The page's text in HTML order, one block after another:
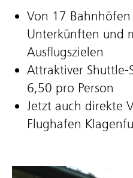
Von 17
Unterkünften und
Ausflugszielen
Attraktiver Shuttle-
6,50 pro Person
Jetzt auch direkte
Flughafen